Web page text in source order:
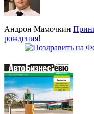
Андрон Мамочкин
рождения!